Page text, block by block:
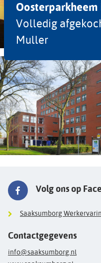
Oosterparkheem
Volledig
Muller
Volg ons op
Saaksumborg
Contactgegevens
info@saaksumborg.nl